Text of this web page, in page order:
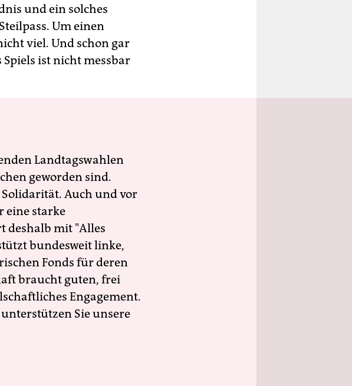
und ein solches
Um einen
viel. Und schon gar
ist nicht messbar
Landtagswahlen
geworden sind.
Auch und vor
eine starke
deshalb mit "Alles
bundesweit linke,
Fonds für deren
braucht guten, frei
Engagement.
Sie unsere